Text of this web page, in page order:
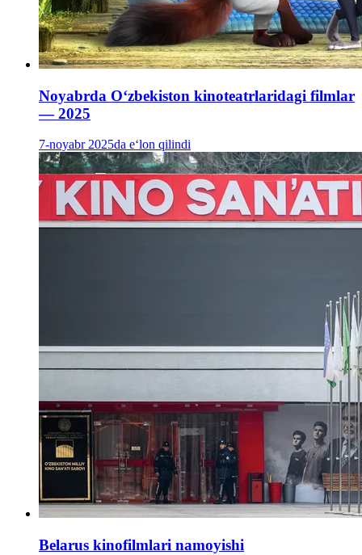
Noyabrda Oʻzbekiston kinoteatrlaridagi filmlar
— 2025
7-noyabr 2025da e‘lon qilindi
Belarus kinofilmlari namoyishi